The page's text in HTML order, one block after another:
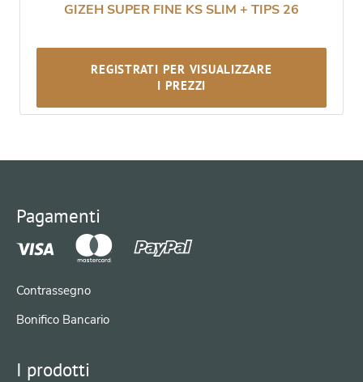
GIZEH SUPER FINE KS SLIM + TIPS 26
REGISTRATI PER VISUALIZZARE
I PREZZI
Pagamenti
Contrassegno
Bonifico Bancario
I prodotti